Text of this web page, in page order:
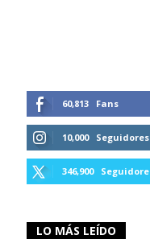
60,813 Fans
10,000 Seguidores
346,900
LO MÁS LEÍDO